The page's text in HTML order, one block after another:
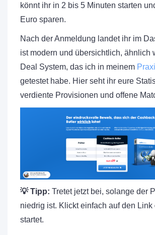
könnt ihr in 2 bis 5 Minuten starten
Euro sparen.
Nach der Anmeldung landet ihr im
ist modern und übersichtlich, ähnlich
Deal System, das ich in meinem
getestet habe. Hier seht ihr eure
verdiente Provisionen und offene
💡 Tipp: Tretet jetzt bei, solange der
niedrig ist. Klickt einfach auf den Link
startet.